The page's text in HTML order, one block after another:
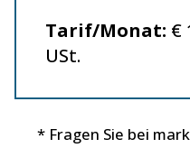
Tarif/Monat: €
USt.
* Fragen Sie bei